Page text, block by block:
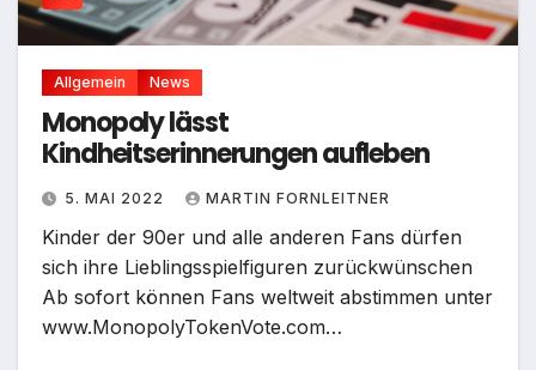
Allgemein News
Monopoly lässt
Kindheitserinnerungen aufleben
5. MAI 2022 MARTIN FORNLEITNER
Kinder der 90er und alle anderen Fans dürfen
sich ihre Lieblingsspielfiguren zurückwünschen
Ab sofort können Fans weltweit abstimmen unter
www.MonopolyTokenVote.com…